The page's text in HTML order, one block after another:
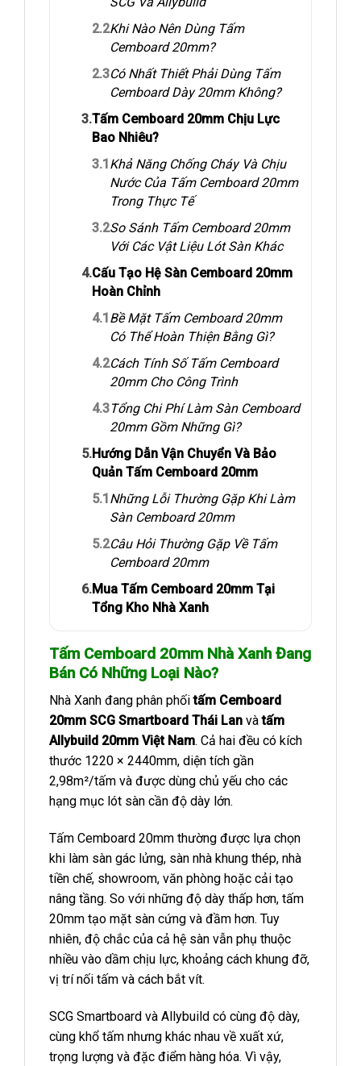
2.2Khi Nào Nên Dùng Tấm
Cemboard 20mm?
2.3Có Nhất Thiết Phải Dùng Tấm
Cemboard Dày 20mm Không?
3.Tấm Cemboard 20mm Chịu Lực
Bao Nhiêu?
3.1Khả Năng Chống Cháy Và Chịu
Nước Của Tấm Cemboard 20mm
Trong Thực Tế
3.2So Sánh Tấm Cemboard 20mm
Với Các Vật Liệu Lót Sàn Khác
4.Cấu Tạo Hệ Sàn Cemboard 20mm
Hoàn Chỉnh
4.1Bề Mặt Tấm Cemboard 20mm
Có Thể Hoàn Thiện Bằng Gì?
4.2Cách Tính Số Tấm Cemboard
20mm Cho Công Trình
4.3Tổng Chi Phí Làm Sàn Cemboard
20mm Gồm Những Gì?
5.Hướng Dẫn Vận Chuyển Và Bảo
Quản Tấm Cemboard 20mm
5.1Những Lỗi Thường Gặp Khi Làm
Sàn Cemboard 20mm
5.2Câu Hỏi Thường Gặp Về Tấm
Cemboard 20mm
6.Mua Tấm Cemboard 20mm Tại
Tổng Kho Nhà Xanh
Tấm Cemboard 20mm Nhà Xanh Đang
Bán Có Những Loại Nào?
Nhà Xanh đang phân phốitấm Cemboard
20mm SCG Smartboard Thái Lan vàtấm
Allybuild 20mm Việt Nam. Cả hai đều có kích
thước 1220 × 2440mm, diện tích gần
2,98m²/tấm và được dùng chủ yếu cho các
hạng mục lót sàn cần độ dày lớn.
Tấm Cemboard 20mm thường được lựa chọn
khi làm sàn gác lửng, sàn nhà khung thép, nhà
tiền chế, showroom, văn phòng hoặc cải tạo
nâng tầng. So với những độ dày thấp hơn, tấm
20mm tạo mặt sàn cứng và đầm hơn. Tuy
nhiên, độ chắc của cả hệ sàn vẫn phụ thuộc
nhiều vào dầm chịu lực, khoảng cách khung đỡ,
vị trí nối tấm và cách bắt vít.
SCG Smartboard và Allybuild có cùng độ dày,
cùng khổ tấm nhưng khác nhau về xuất xứ,
trọng lượng và đặc điểm hàng hóa. Vì vậy,